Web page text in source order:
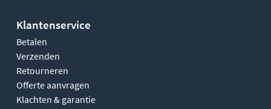
Klantenservice
Betalen
Verzenden
Retourneren
Offerte aanvragen
Klachten & garantie